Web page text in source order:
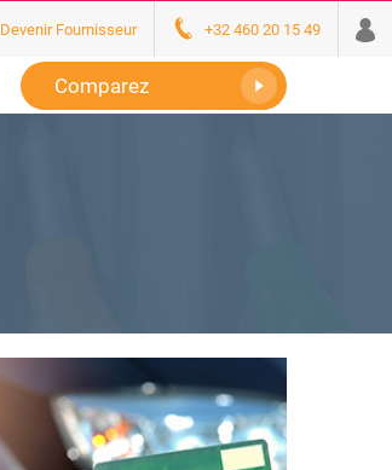
Devenir Fournisseur +32 460 20 15 49
Comparez